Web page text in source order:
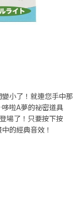
小了！就連您手中那
啦A夢的祕密道具
場了！只要按下按
的經典音效！